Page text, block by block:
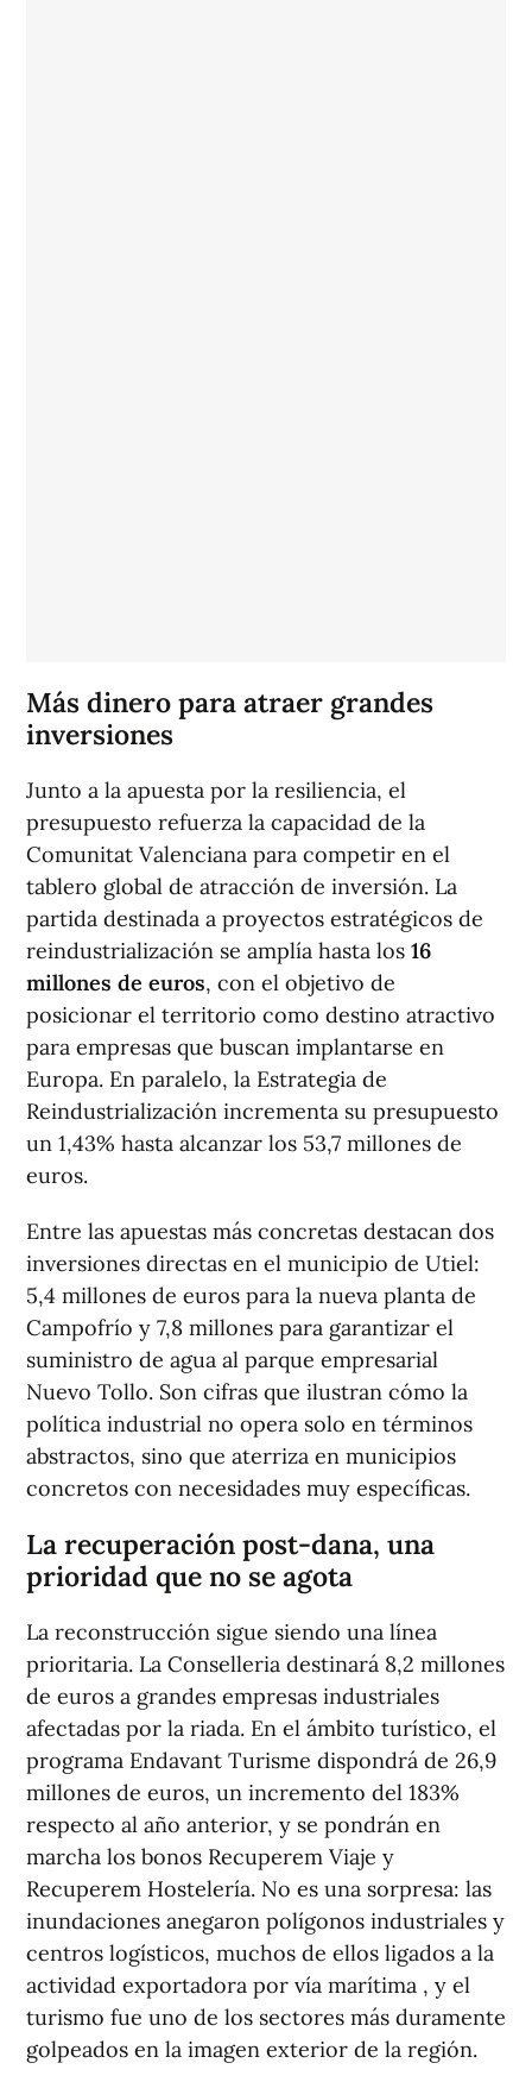
Más dinero para atraer grandes
inversiones
Junto a la apuesta por la resiliencia, el
presupuesto refuerza la capacidad de la
Comunitat Valenciana para competir en el
tablero global de atracción de inversión. La
partida destinada a proyectos estratégicos de
reindustrialización se amplía hasta los 16
millones de euros, con el objetivo de
posicionar el territorio como destino atractivo
para empresas que buscan implantarse en
Europa. En paralelo, la Estrategia de
Reindustrialización incrementa su presupuesto
un 1,43% hasta alcanzar los 53,7 millones de
euros.
Entre las apuestas más concretas destacan dos
inversiones directas en el municipio de Utiel:
5,4 millones de euros para la nueva planta de
Campofrío y 7,8 millones para garantizar el
suministro de agua al parque empresarial
Nuevo Tollo. Son cifras que ilustran cómo la
política industrial no opera solo en términos
abstractos, sino que aterriza en municipios
concretos con necesidades muy específicas.
La recuperación post-dana, una
prioridad que no se agota
La reconstrucción sigue siendo una línea
prioritaria. La Conselleria destinará 8,2 millones
de euros a grandes empresas industriales
afectadas por la riada. En el ámbito turístico, el
programa Endavant Turisme dispondrá de 26,9
millones de euros, un incremento del 183%
respecto al año anterior, y se pondrán en
marcha los bonos Recuperem Viaje y
Recuperem Hostelería. No es una sorpresa: las
inundaciones anegaron polígonos industriales y
centros logísticos, muchos de ellos ligados a la
actividad exportadora por vía marítima , y el
turismo fue uno de los sectores más duramente
golpeados en la imagen exterior de la región.